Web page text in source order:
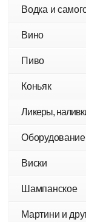
Водка и
Вино
Пиво
Коньяк
Ликеры,
Виски
Шампанское
Мартини и